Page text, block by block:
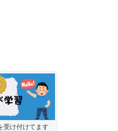
受け付けてます